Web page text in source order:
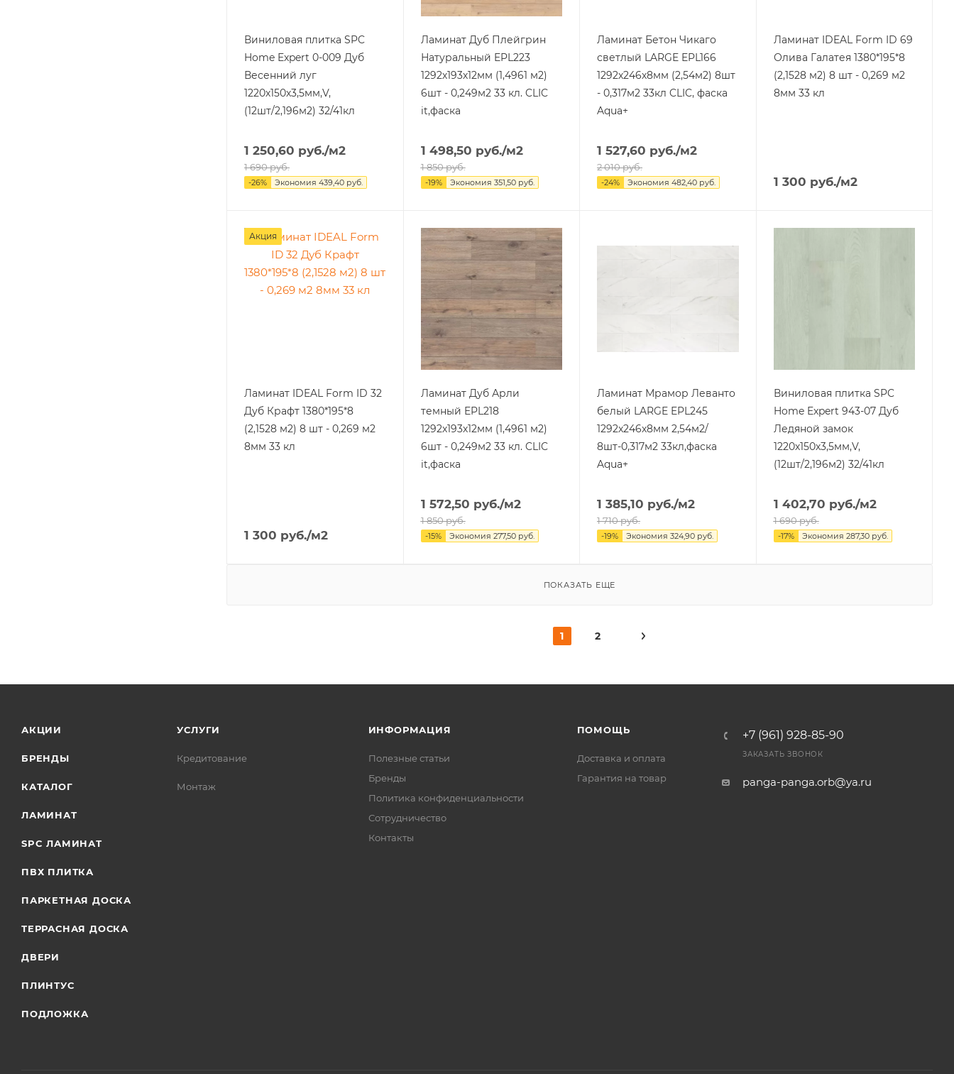
Виниловая плитка SPC
Home Expert 0-009 Дуб
Весенний луг
1220х150х3,5мм,V,
(12шт/2,196м2) 32/41кл
1 250,60 руб./м2
1 690руб.
-26% Экономия 439,40 руб.
Ламинат Дуб Плейгрин
Натуральный EPL223
1292х193х12мм (1,4961 м2)
6шт - 0,249м2 33 кл. CLIC
it,фаска
1 498,50 руб./м2
1 850руб.
-19% Экономия 351,50руб.
Ламинат Бетон Чикаго
светлый LARGE EPL166
1292х246х8мм (2,54м2) 8шт
- 0,317м2 33кл CLIC, фаска
Aqua+
1 527,60 руб./м2
2 010руб.
-24% Экономия 482,40 руб.
Ламинат IDEAL Form ID 69
Олива Галатея 1380*195*8
(2,1528 м2) 8 шт - 0,269 м2
8мм 33 кл
1 300 руб./м2
Акция
Ламинат IDEAL Form ID 32
Дуб Крафт 1380*195*8
(2,1528 м2) 8 шт - 0,269 м2
8мм 33 кл
1 300 руб./м2
Ламинат Дуб Арли
темный EPL218
1292х193х12мм (1,4961 м2)
6шт - 0,249м2 33 кл. CLIC
it,фаска
1 572,50 руб./м2
1 850руб.
-15% Экономия 277,50руб.
Ламинат Мрамор Леванто
белый LARGE EPL245
1292х246х8мм 2,54м2/
8шт-0,317м2 33кл,фаска
Aqua+
1 385,10 руб./м2
1 710руб.
-19% Экономия 324,90 руб.
Виниловая плитка SPC
Home Expert 943-07 Дуб
Ледяной замок
1220х150х3,5мм,V,
(12шт/2,196м2) 32/41кл
1 402,70 руб./м2
1 690руб.
-17% Экономия 287,30руб.
ПОКАЗАТЬ ЕЩЕ
1 2
АКЦИИ
БРЕНДЫ
КАТАЛОГ
ЛАМИНАТ
SPC ЛАМИНАТ
ПВХ ПЛИТКА
ПАРКЕТНАЯ ДОСКА
ТЕРРАСНАЯ ДОСКА
ДВЕРИ
ПЛИНТУС
ПОДЛОЖКА
УСЛУГИ
Кредитование
Монтаж
ИНФОРМАЦИЯ
Полезные статьи
Бренды
Политика конфиденциальности
Сотрудничество
Контакты
ПОМОЩЬ
Доставка и оплата
Гарантия на товар
+7 (961) 928-85-90
ЗАКАЗАТЬ ЗВОНОК
panga-panga.orb@ya.ru